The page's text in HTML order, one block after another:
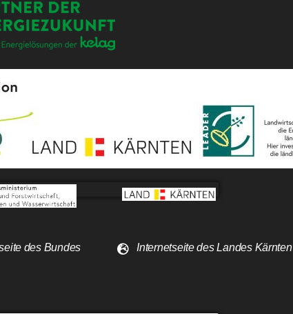
des Bundes Internetseite des Landes Kärnten